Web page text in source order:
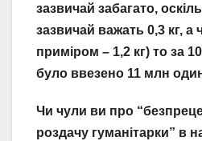
зазвичай забагато,
зазвичай важать 0,3 кг, а
приміром – 1,2 кг) то за
було ввезено 11 млн
Чи чули ви про
роздачу гуманітарки” в